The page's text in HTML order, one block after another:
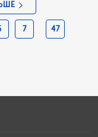
7 47